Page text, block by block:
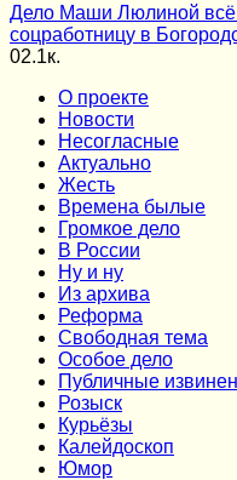
Дело Маши Люлиной
соцработницу в
02.1к.
О проекте
Новости
Несогласные
Актуально
Жесть
Времена былые
Громкое дело
В России
Ну и ну
Из архива
Реформа
Cвободная тема
Особое дело
Публичные
Розыск
Курьёзы
Калейдоскоп
Юмор